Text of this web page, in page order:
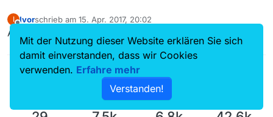
I Ivorschrieb am 15. Apr. 2017, 20:02
zuletzt editiert von
Aber danke für die Hilfe.
Mit der Nutzung dieser Website erklären Sie sich
damit einverstanden, dass wir Cookies
verwenden. Erfahre mehr
Verstanden!